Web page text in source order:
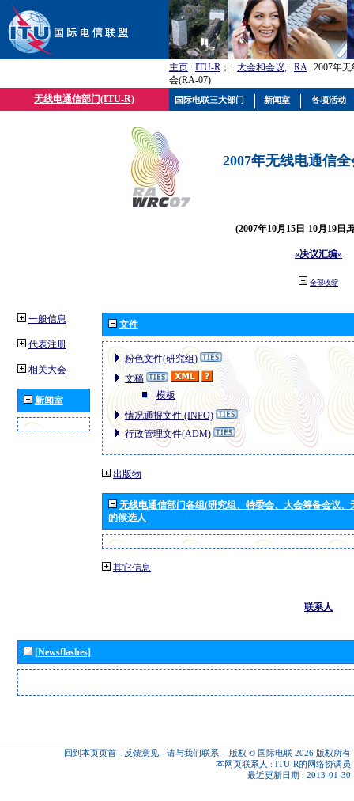
主页 : ITU-R ； : 大会和会议; : RA: 2007年
会(RA-07)
无线电通信部门(ITU-R)
2007年无线电通信
(2007年10月15日-10月19日,
«决议汇编»
全部收缩
一般信息
代表注册
相关大会
新闻室
文件
粉色文件(研究组)
文稿
模板
情况通报文件 (INFO)
行政管理文件(ADM)
出版物
无线电通信部门各组(研究组、特委会、大会筹备会议
的候选人
其它信息
联系人
[Newsflashes]
回到本页页首 - 反馈意见 - 请与我们联系 - 版权 © 国际电联 2026 版权所有
本网页联系人 : ITU-R的网络协调员
最近更新日期 : 2013-01-30
国际电联三大部门 新闻室 各项活动